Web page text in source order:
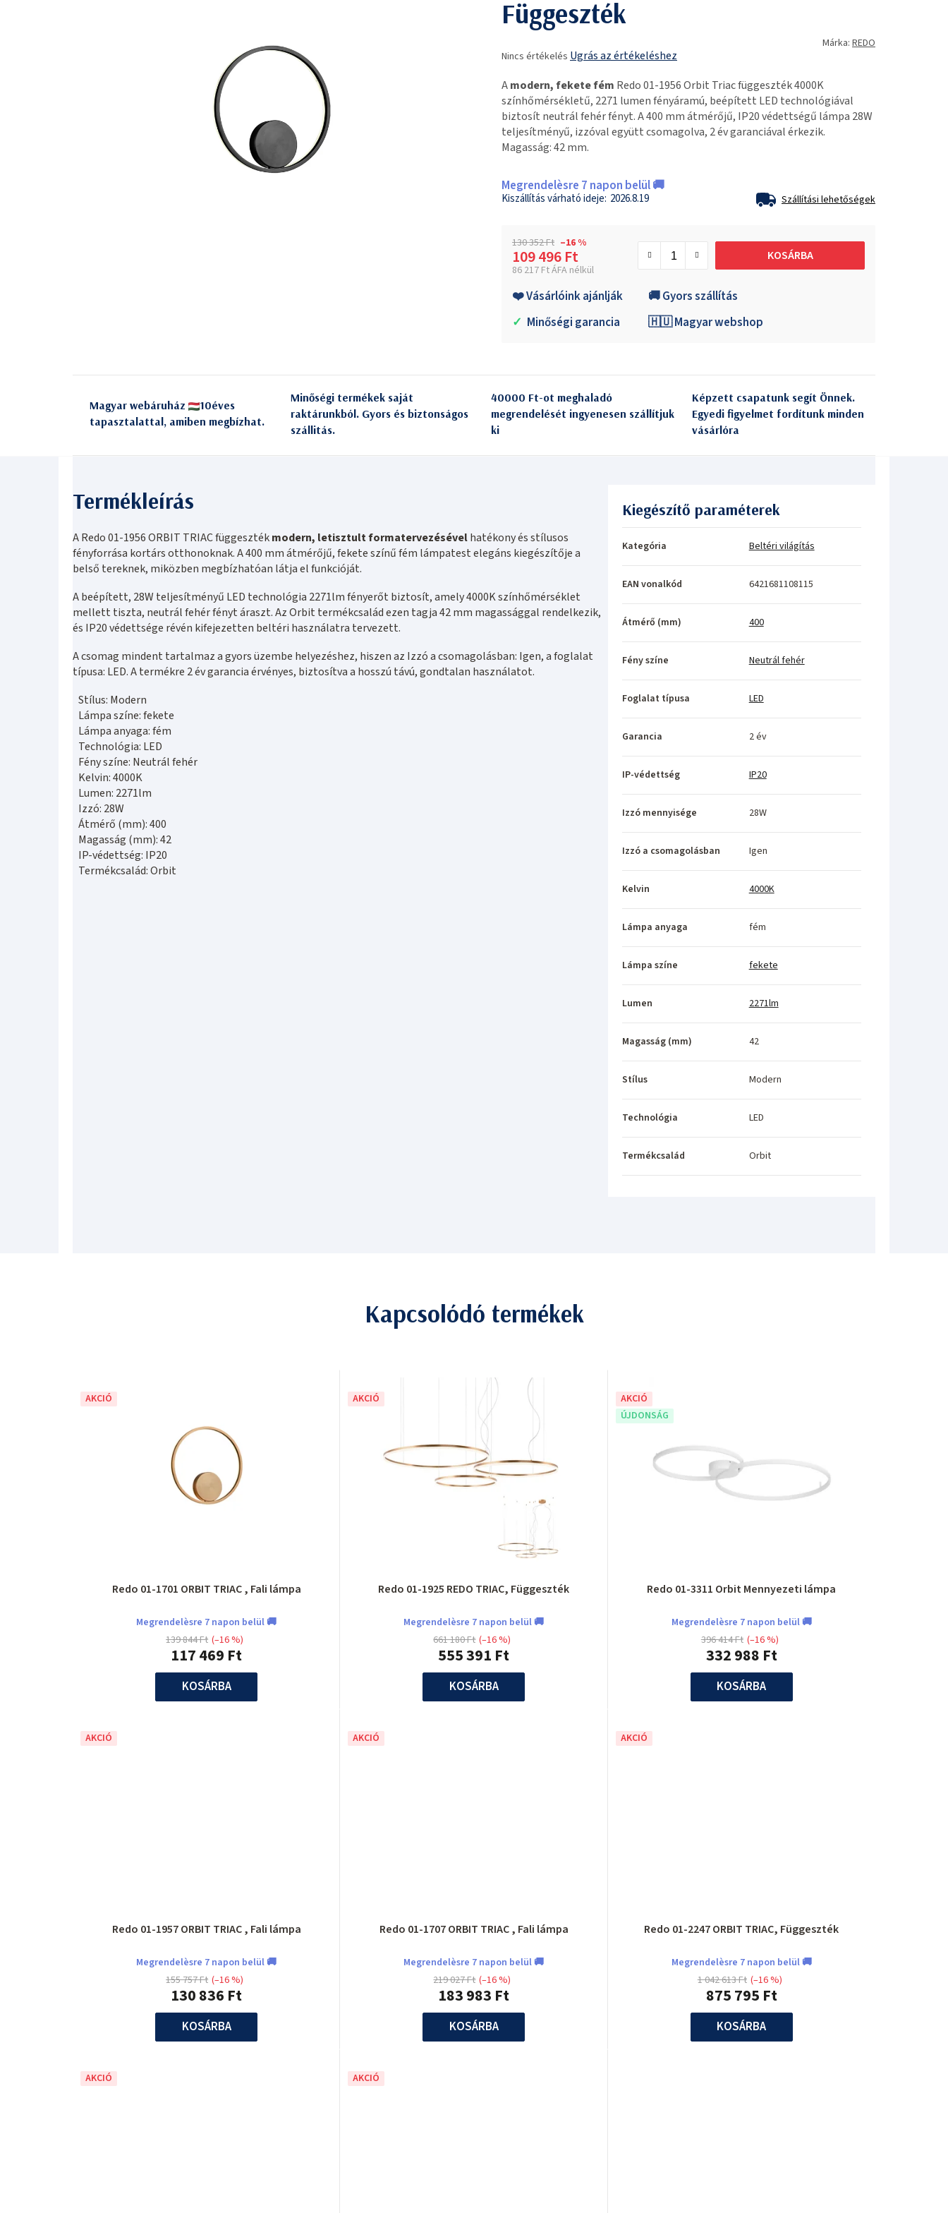
Függeszték
termék
értékelése
5-
ből
0,0
csillag.
Nincs értékelés Ugrás az értékeléshez
Márka: REDO
Amodern, fekete fém Redo 01-1956 Orbit Triac függeszték 4000K
színhőmérsékletű, 2271 lumen fényáramú, beépített LED technológiával
biztosít neutrál fehér fényt. A 400 mm átmérőjű, IP20 védettségű lámpa 28W
teljesítményű, izzóval együtt csomagolva, 2 év garanciával érkezik.
Magasság: 42 mm.
Megrendelèsre 7 napon belül 🚚
2026.8.19 Szállítási lehetőségek
130 352 Ft –16 %
109 496 Ft
86 217 Ft ÁFA nélkül
KOSÁRBA
❤️ Vásárlóink ajánlják
🚚 Gyors szállítás
✓ Minőségi garancia 🇭🇺 Magyar webshop
Magyar webáruház
10éves
tapasztalattal, amiben megbízhat.
Minőségi termékek saját
raktárunkból. Gyors és biztonságos
szállitás.
40000 Ft-ot meghaladó
megrendelését ingyenesen szállítjuk
ki
Képzett csapatunk segít Önnek.
Egyedi figyelmet fordítunk minden
vásárlóra
A Redo 01-1956 ORBIT TRIAC függesztékmodern, letisztult formatervezésévelhatékony és stílusos
fényforrása kortárs otthonoknak. A 400 mm átmérőjű, fekete színű fém lámpatest elegáns kiegészítője a
belső tereknek, miközben megbízhatóan látja el funkcióját.
A beépített, 28W teljesítményű LED technológia 2271lm fényerőt biztosít, amely 4000K színhőmérséklet
mellett tiszta, neutrál fehér fényt áraszt. Az Orbit termékcsalád ezen tagja 42 mm magassággal rendelkezik,
és IP20 védettsége révén kifejezetten beltéri használatra tervezett.
A csomag mindent tartalmaz a gyors üzembe helyezéshez, hiszen az Izzó a csomagolásban: Igen, a foglalat
típusa: LED. A termékre 2 év garancia érvényes, biztosítva a hosszú távú, gondtalan használatot.
Stílus: Modern
Lámpa színe: fekete
Lámpa anyaga: fém
Technológia: LED
Fény színe: Neutrál fehér
Kelvin: 4000K
Lumen: 2271lm
Izzó: 28W
Átmérő (mm): 400
Magasság (mm): 42
IP-védettség: IP20
Termékcsalád: Orbit
Kiegészítő paraméterek
Kategória Beltéri világítás
EAN vonalkód 6421681108115
Átmérő (mm) 400
Fény színe Neutrál fehér
Foglalat típusa LED
Garancia 2 év
IP-védettség IP20
Izzó mennyisége 28W
Izzó a csomagolásban Igen
Kelvin 4000K
Lámpa anyaga fém
Lámpa színe fekete
Lumen 2271lm
Magasság (mm) 42
Stílus Modern
Technológia LED
Termékcsalád Orbit
Kapcsolódó termékek
AKCIÓ
Redo 01-1701 ORBIT TRIAC , Fali lámpa
Megrendelèsre 7 napon belül 🚚
117 469 Ft
139 844 Ft (–16 %)
KOSÁRBA
AKCIÓ
Redo 01-1925 REDO TRIAC, Függeszték
Megrendelèsre 7 napon belül 🚚
555 391 Ft
661 180 Ft (–16 %)
KOSÁRBA
AKCIÓ
ÚJDONSÁG
Redo 01-3311 Orbit Mennyezeti lámpa
Megrendelèsre 7 napon belül 🚚
332 988 Ft
396 414 Ft (–16 %)
KOSÁRBA
AKCIÓ
Redo 01-1957 ORBIT TRIAC , Fali lámpa
Megrendelèsre 7 napon belül 🚚
130 836 Ft
155 757 Ft (–16 %)
KOSÁRBA
AKCIÓ
Redo 01-1707 ORBIT TRIAC , Fali lámpa
Megrendelèsre 7 napon belül 🚚
183 983 Ft
219 027 Ft (–16 %)
KOSÁRBA
AKCIÓ
Redo 01-2247 ORBIT TRIAC, Függeszték
Megrendelèsre 7 napon belül 🚚
875 795 Ft
1 042 613 Ft (–16 %)
KOSÁRBA
AKCIÓ AKCIÓ